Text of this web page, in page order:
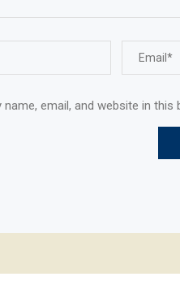
name, email, and website in